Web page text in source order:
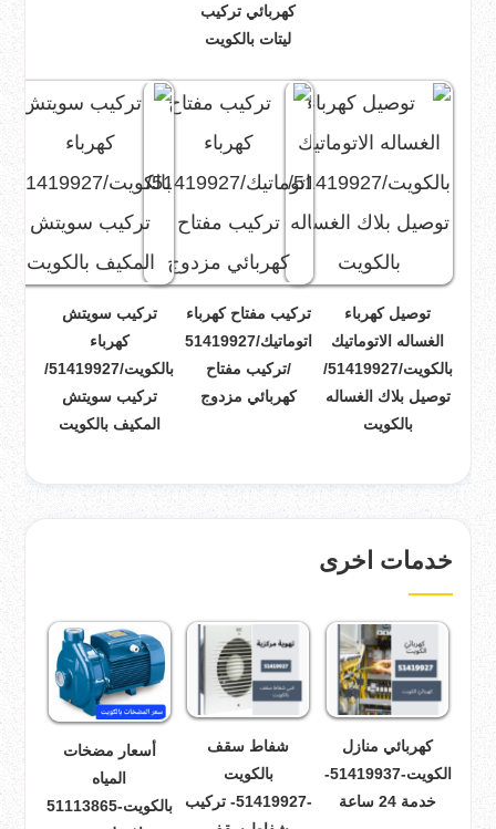
كهربائي تركيب
ليتات بالكويت
توصيل كهرباء
الغساله الاتوماتيك
بالكويت/51419927/
توصيل بلاك الغساله
بالكويت
تركيب مفتاح كهرباء
اتوماتيك/51419927
/تركيب مفتاح
كهربائي مزدوج
تركيب سويتش
كهرباء
بالكويت/51419927/
تركيب سويتش
المكيف بالكويت
خدمات اخرى
كهربائي منازل
الكويت-51419937-
خدمة 24 ساعة
شفاط سقف
بالكويت
-51419927- تركيب
أسعار مضخات
المياه
بالكويت-51113865